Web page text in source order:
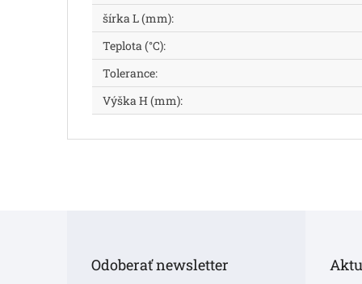
šírka L (mm):
Teplota (°C):
Tolerance:
Výška H (mm):
Odoberať newsletter